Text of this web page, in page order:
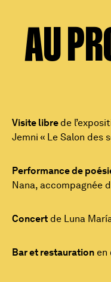
AU
Visite libre de
Jemni « Le Salon des
Performance de
Nana, accompagnée
Concert de Luna
Bar et restauration en